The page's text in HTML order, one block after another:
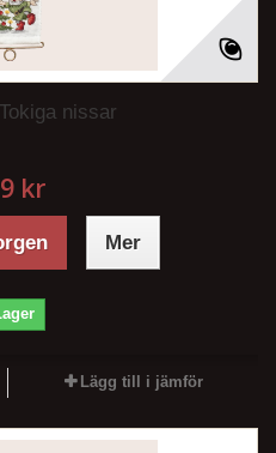
nissar
kr
Mer
Lägg till i jämför